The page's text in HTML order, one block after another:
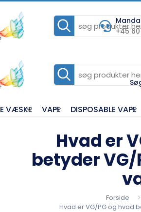
+45
E VÆSKE VAPE DISPOSABLE VAPE
Hvad er
betyder
Forside
Hvad er VG/PG og hvad